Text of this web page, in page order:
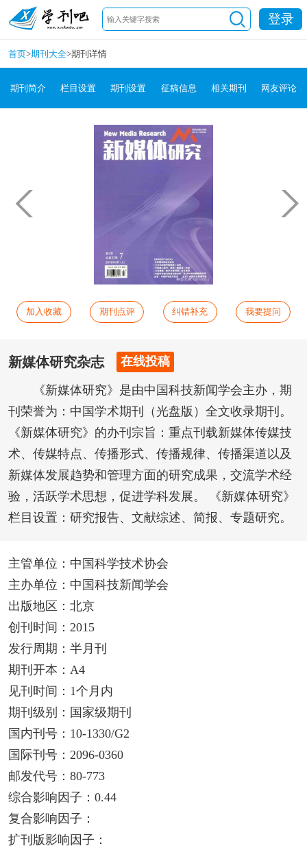
登录
首页>期刊大全>期刊详情
期刊简介 栏目设置 期刊设置 征稿信息 相关期刊 网友评论
加入收藏 期刊点评 纠错补充 我要提问
新媒体研究杂志 在线投稿
《新媒体研究》是由中国科技新闻学会主办，期
刊荣誉为：中国学术期刊（光盘版）全文收录期刊。
《新媒体研究》的办刊宗旨：重点刊载新媒体传媒技
术、传媒特点、传播形式、传播规律、传播渠道以及
新媒体发展趋势和管理方面的研究成果，交流学术经
验，活跃学术思想，促进学科发展。 《新媒体研究》
栏目设置：研究报告、文献综述、简报、专题研究。
主管单位：中国科学技术协会
主办单位：中国科技新闻学会
出版地区：北京
创刊时间：2015
发行周期：半月刊
期刊开本：A4
见刊时间：1个月内
期刊级别：国家级期刊
国内刊号：10-1330/G2
国际刊号：2096-0360
邮发代号：80-773
综合影响因子：0.44
复合影响因子：
扩刊版影响因子：